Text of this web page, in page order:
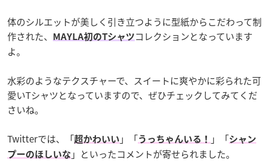
体のシルエットが美しく引き立つように型紙からこだわって制
作された、
MAYLA初のTシャツ コレクションとなっています
よ。
水彩のようなテクスチャーで、スイートに爽やかに彩られた可
愛いTシャツとなっていますので、ぜひチェックしてみてくだ
さいね。
Twitterでは、「超かわいい 」「うっちゃんいる！ 」「シャン
プーのほしいな 」といったコメントが寄せられました。